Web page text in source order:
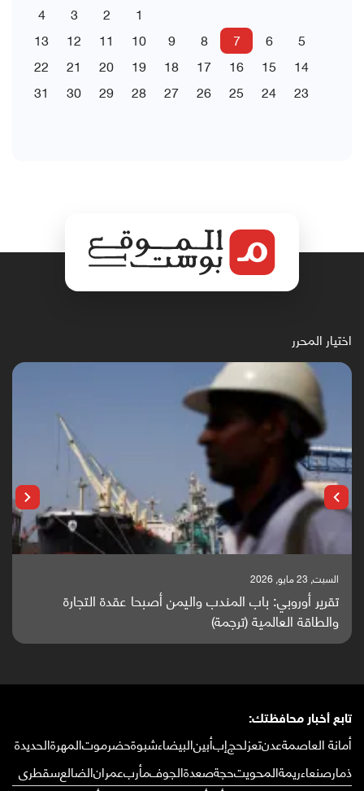
1
2
3
4
5
6
7
8
9
10
11
12
13
14
15
16
17
18
19
20
21
22
23
24
25
26
27
28
29
30
31
اختيار المحرر
السبت, 23 مايو, 2026
تقرير أوروبي: باب المندب واليمن أصبحا عقدة التجارة
والطاقة العالمية (ترجمة)
تابع أخبار محافظتك:
أمانة العاصمةعدنتعزلحجإبأبينالبيضاءشبوةحضرموتالمهرةالحديدة
ذمارصنعاءريمةالمحويتحجةصعدةالجوفمأربعمرانالضالعسقطرى